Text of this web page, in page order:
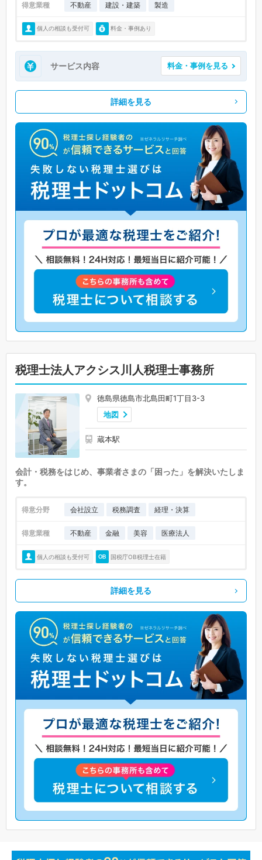
得意業種 不動産 建設・建築 製造
個人の相談も受付可 料金・事例あり
サービス内容 料金・事例を見る
詳細を見る
税理士法人アクシス川人税理士事務所
徳島県徳島市北島田町1丁目3-3
地図
蔵本駅
会計・税務をはじめ、事業者さまの「困った」を解決いたしま
す。
得意分野 会社設立 税務調査 経理・決算
得意業種 不動産 金融 美容 医療法人
個人の相談も受付可 国税庁OB税理士在籍
詳細を見る